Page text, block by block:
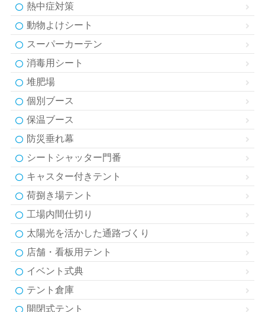
熱中症対策
動物よけシート
スーパーカーテン
消毒用シート
堆肥場
個別ブース
保温ブース
防災垂れ幕
シートシャッター門番
キャスター付きテント
荷捌き場テント
工場内間仕切り
太陽光を活かした通路づくり
店舗・看板用テント
イベント式典
テント倉庫
開閉式テント